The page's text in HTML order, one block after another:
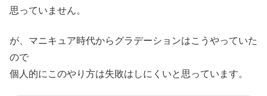
思っていません。
が、マニキュア時代からグラデーションはこうやっていた
ので
個人的にこのやり方は失敗はしにくいと思っています。